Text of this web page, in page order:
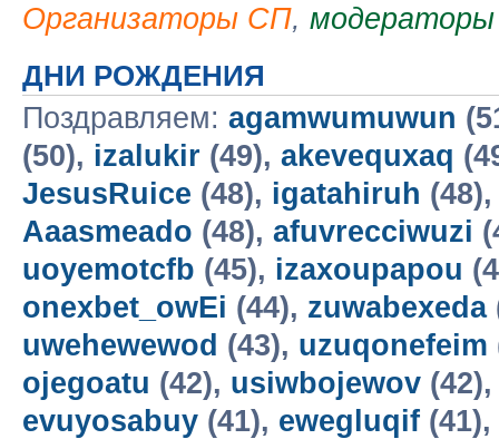
Организаторы СП, модераторы
ДНИ РОЖДЕНИЯ
Поздравляем: agamwumuwun
(50), izalukir (49), akevequxaq
JesusRuice (48), igatahiruh
Aaasmeado (48), afuvrecciwuzi
uoyemotcfb (45), izaxoupapou
onexbet_owEi (44), zuwabexeda
uwehewewod (43), uzuqonefeim
ojegoatu (42), usiwbojewov
evuyosabuy (41), ewegluqif (41),